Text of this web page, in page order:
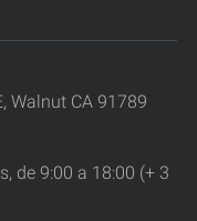
Walnut CA 91789
de 9:00 a 18:00 (+ 3